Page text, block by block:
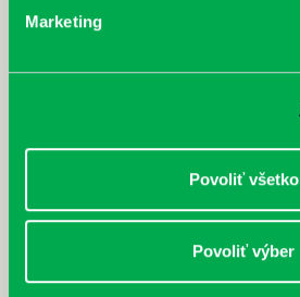
Marketing
Povoliť všetko
Povoliť výber